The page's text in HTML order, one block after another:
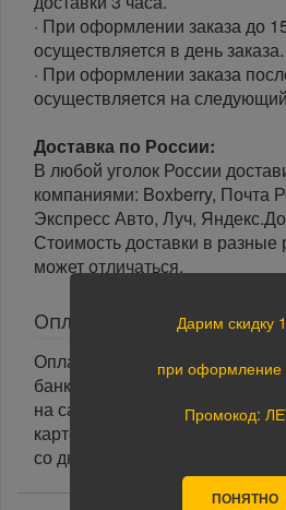
· При оформлении заказа до
осуществляется в день заказа.
· При оформлении заказа
осуществляется на
Доставка по России:
В любой уголок России
компаниями: Boxberry, Почта
Экспресс Авто, Луч,
Стоимость доставки в разные
может отличаться.
Оплата
Оплата заказа
банковской картой курьеру
на сайте при оформлении
картой на сайте указанный
со дня поступления оплаты.
Дарим скидку
при оформление
Промокод:
ПОНЯТНО